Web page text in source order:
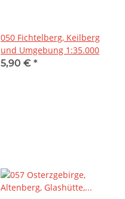
050 Fichtelberg, Keilberg
und Umgebung 1:35.000
5,90 € *